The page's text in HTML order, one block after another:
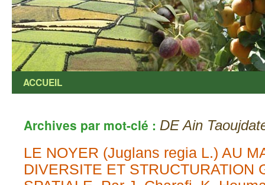
ACCUEIL
Archives par mot-clé : DE Ain
LE NOYER (Juglans regia L.) AU
DIVERSITE ET STRUCTURATION